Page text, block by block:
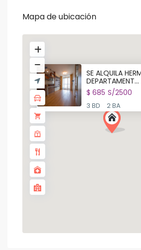
Mapa de ubicación
SE ALQUILA
DEPARTAMENT...
$ 685 S/2500
3 BD 2 BA